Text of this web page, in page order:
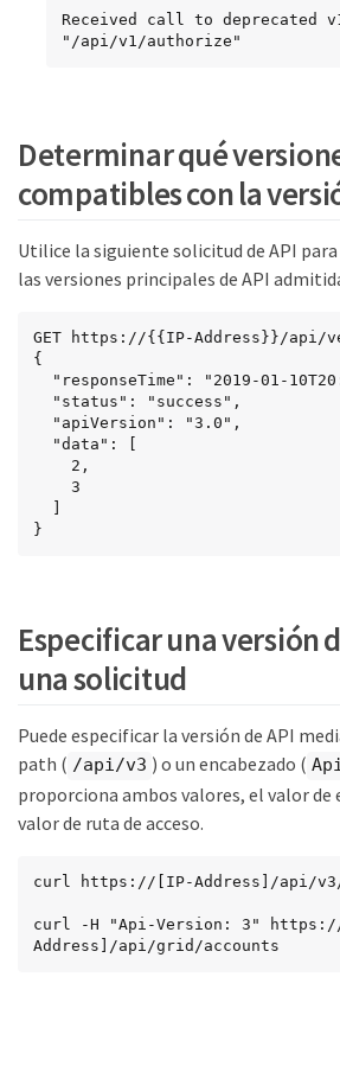
Received call to deprecated
"/api/v1/authorize"
Determinar qué
compatibles con la
Utilice la siguiente solicitud de API
las versiones principales de API
GET https://{{IP-Address}}/api/
{
}
Especificar una versión
una solicitud
Puede especificar la versión de API
path ( /api/v3 ) o un encabezado (
proporciona ambos valores, el valor de
valor de ruta de acceso.
curl https://[IP-Address]/api/
curl -H "Api-Version: 3"
Address]/api/grid/accounts